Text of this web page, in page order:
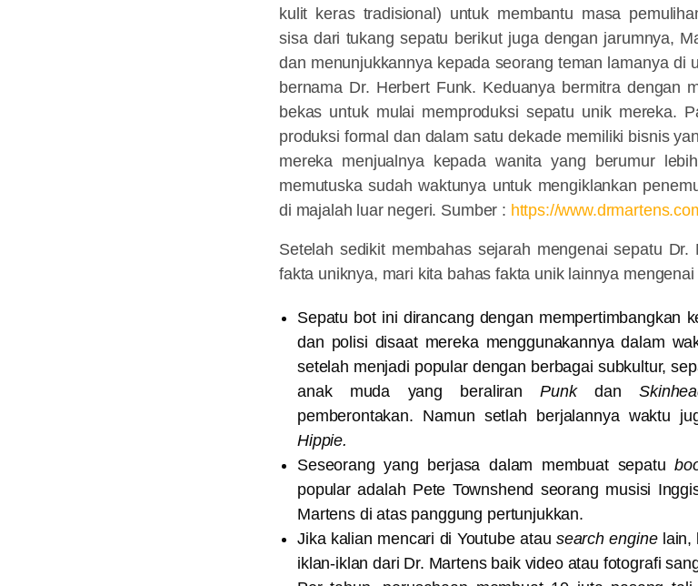
kulit keras tradisional) untuk membantu masa
sisa dari tukang sepatu berikut juga dengan jarumnya,
dan menunjukkannya kepada seorang teman lamanya di
bernama Dr. Herbert Funk. Keduanya bermitra dengan
bekas untuk mulai memproduksi sepatu unik mereka.
produksi formal dan dalam satu dekade memiliki bisnis
mereka menjualnya kepada wanita yang berumur
memutuska sudah waktunya untuk mengiklankan
di majalah luar negeri. Sumber : https://
Setelah sedikit membahas sejarah mengenai sepatu
fakta uniknya, mari kita bahas fakta unik lainnya
Sepatu bot ini dirancang dengan mempertimbangkan
dan polisi disaat mereka menggunakannya dalam
setelah menjadi popular dengan berbagai subkultur,
anak muda yang beraliranPunkdan
pemberontakan. Namun setlah berjalannya waktu
Hippie.
Seseorang yang berjasa dalam membuat sepatu
popular adalah Pete Townshend seorang musisi
Martens di atas panggung pertunjukkan.
Jika kalian mencari di Youtube atau search enginelain,
iklan-iklan dari Dr. Martens baik video atau fotografi